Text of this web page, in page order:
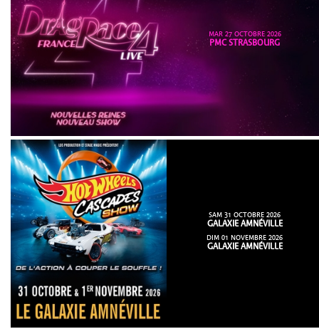
MAR 27 OCTOBRE 2026
PMC STRASBOURG
SAM 31 OCTOBRE 2026
GALAXIE AMNÉVILLE
DIM 01 NOVEMBRE 2026
GALAXIE AMNÉVILLE